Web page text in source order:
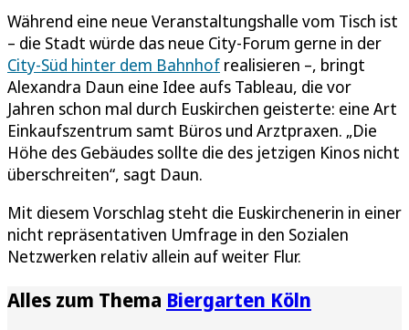
Während eine neue Veranstaltungshalle vom Tisch ist
– die Stadt würde das neue City-Forum gerne in der
City-Süd hinter dem Bahnhof realisieren –, bringt
Alexandra Daun eine Idee aufs Tableau, die vor
Jahren schon mal durch Euskirchen geisterte: eine Art
Einkaufszentrum samt Büros und Arztpraxen. „Die
Höhe des Gebäudes sollte die des jetzigen Kinos nicht
überschreiten“, sagt Daun.
Mit diesem Vorschlag steht die Euskirchenerin in einer
nicht repräsentativen Umfrage in den Sozialen
Netzwerken relativ allein auf weiter Flur.
Alles zum Thema Biergarten Köln